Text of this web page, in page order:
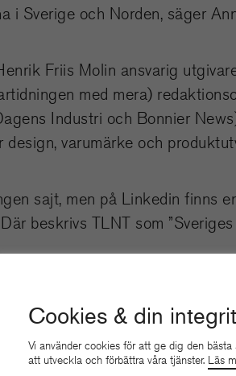
Cookies & din
Vi använder cookies för att ge dig den bästa
att utveckla och förbättra våra tjänster. Läs
i Sverige och Norden, säger
Friis Molin ansvarig
med mera)
Industri och Bonnier
design, varumärke och
sajt, men på Linkedin finns
beskrivs TLNT som
för chefer, ledare
till att människor och business
Anna Kult.